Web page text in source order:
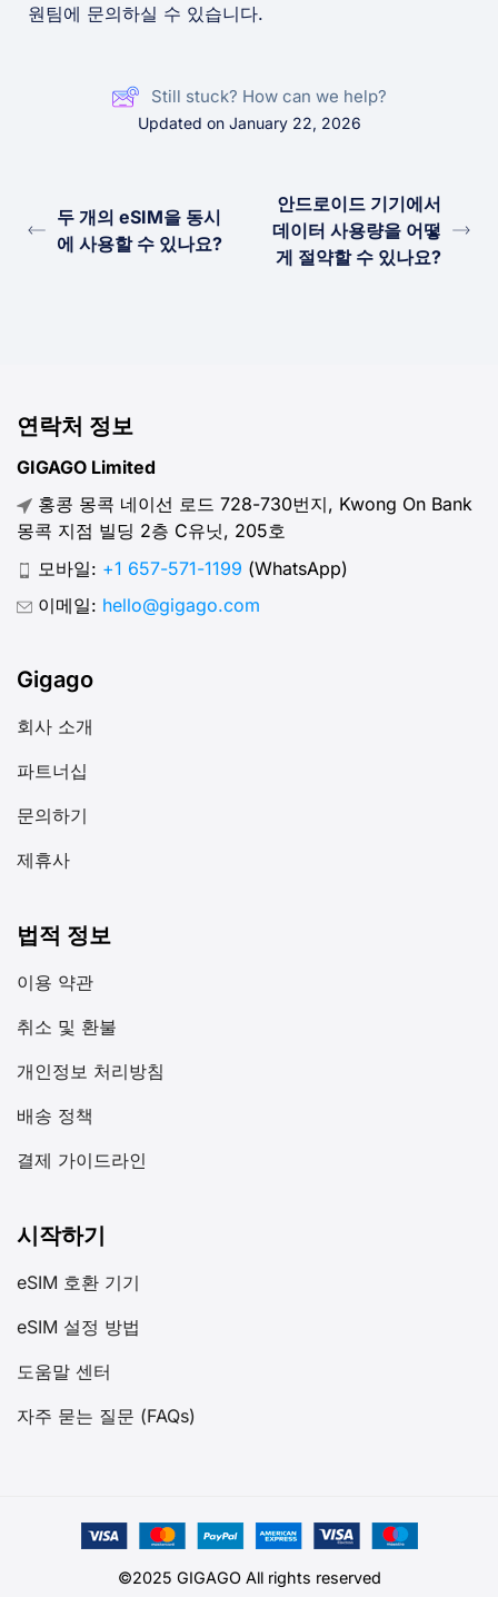
원팀에 문의하실 수 있습니다.
Still stuck? How can we help?
Updated on January 22, 2026
두 개의 eSIM을 동시
에 사용할 수 있나요?
안드로이드 기기에서
데이터 사용량을 어떻
게 절약할 수 있나요?
연락처 정보
GIGAGO Limited
홍콩 몽콕 네이선 로드 728-730번지, Kwong On Bank
몽콕 지점 빌딩 2층 C유닛, 205호
모바일: +1 657-571-1199 (WhatsApp)
이메일: hello@gigago.com
Gigago
회사 소개
파트너십
문의하기
제휴사
법적 정보
이용 약관
취소 및 환불
개인정보 처리방침
배송 정책
결제 가이드라인
시작하기
eSIM 호환 기기
eSIM 설정 방법
도움말 센터
자주 묻는 질문 (FAQs)
©2025 GIGAGO All rights reserved